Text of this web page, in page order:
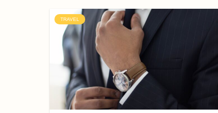
TRAVEL